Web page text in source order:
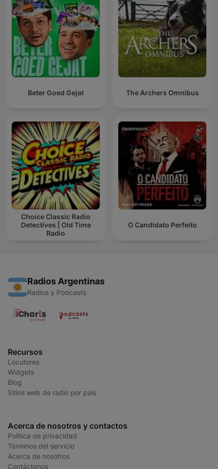
Beter Goed Gejat The Archers Omnibus
Choice Classic Radio
Detectives | Old Time
Radio
O Candidato Perfeito
Radios Argentinas
Radios y Podcasts
Recursos
Locutores
Widgets
Blog
Sitios web de radio por país
Acerca de nosotros y contactos
Política de privacidad
Términos del servicio
Acerca de nosotros
Contáctenos